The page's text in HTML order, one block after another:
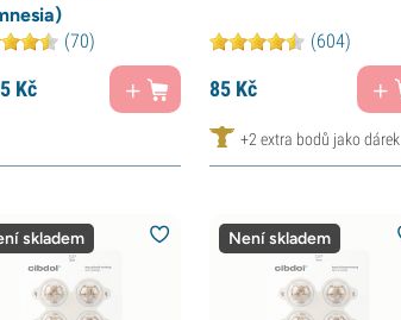
(70)
Kč
(604)
85 Kč
+2 extra bodů jako dárek
skladem Není skladem